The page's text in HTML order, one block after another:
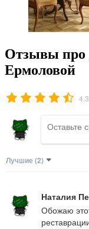
Отзывы про
Ермоловой
4.3
Лучшие (2)
Наталия
Обожаю